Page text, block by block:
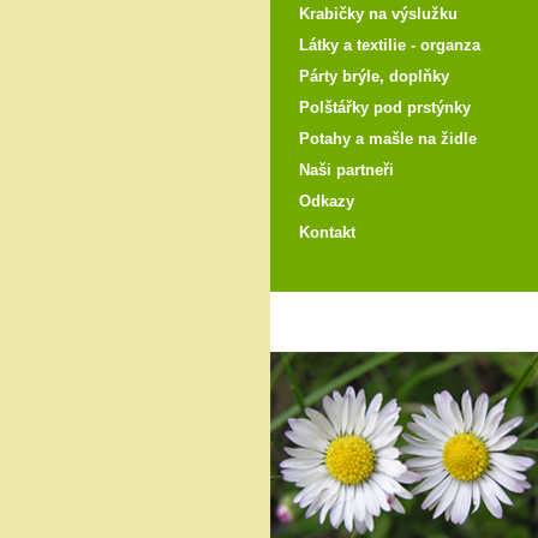
Krabičky na výslužku
Látky a textilie - organza
Párty brýle, doplňky
Polštářky pod prstýnky
Potahy a mašle na židle
Naši partneři
Odkazy
Kontakt